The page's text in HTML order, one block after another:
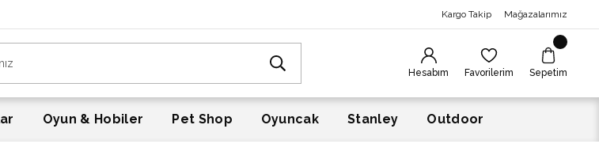
Kargo Takip Mağazalarımız
Hesabım Favorilerim Sepetim
Oyun & Hobiler Pet Shop Oyuncak Stanley Outdoor